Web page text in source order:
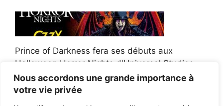
Nous accordons une grande importance à
votre vie privée
Prince of Darkness fera ses débuts aux
Halloween Horror Nights d'Universal Studios